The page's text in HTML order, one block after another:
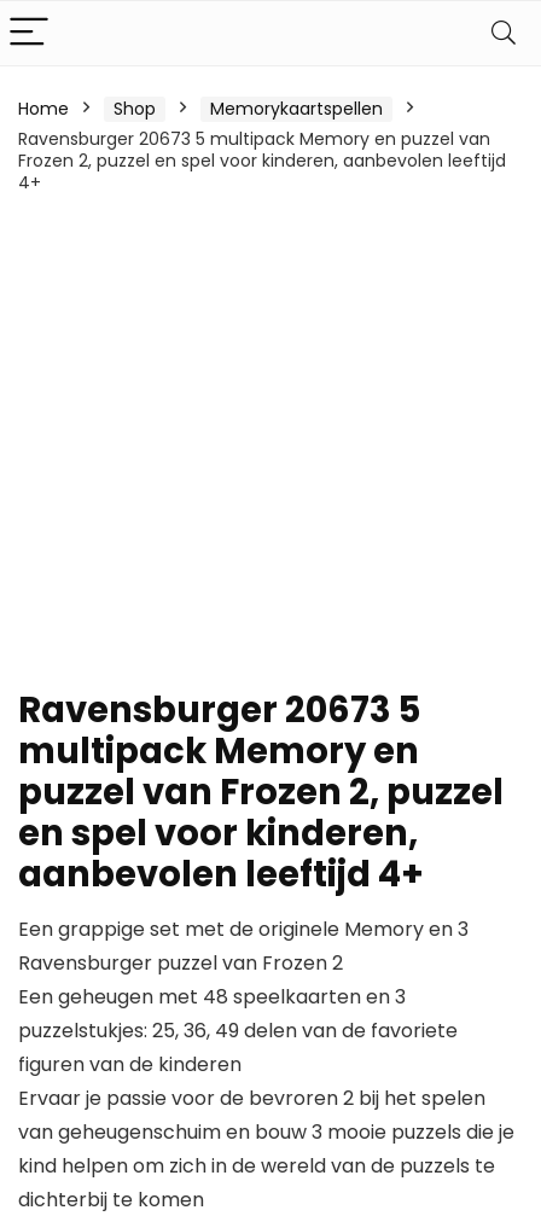
Home Shop
Memorykaartspellen
Ravensburger 20673 5 multipack Memory en puzzel van
Frozen 2, puzzel en spel voor kinderen, aanbevolen leeftijd
4+
Ravensburger 20673 5
multipack Memory en
puzzel van Frozen 2, puzzel
en spel voor kinderen,
aanbevolen leeftijd 4+
Een grappige set met de originele Memory en 3
Ravensburger puzzel van Frozen 2
Een geheugen met 48 speelkaarten en 3
puzzelstukjes: 25, 36, 49 delen van de favoriete
figuren van de kinderen
Ervaar je passie voor de bevroren 2 bij het spelen
van geheugenschuim en bouw 3 mooie puzzels die je
kind helpen om zich in de wereld van de puzzels te
dichterbij te komen